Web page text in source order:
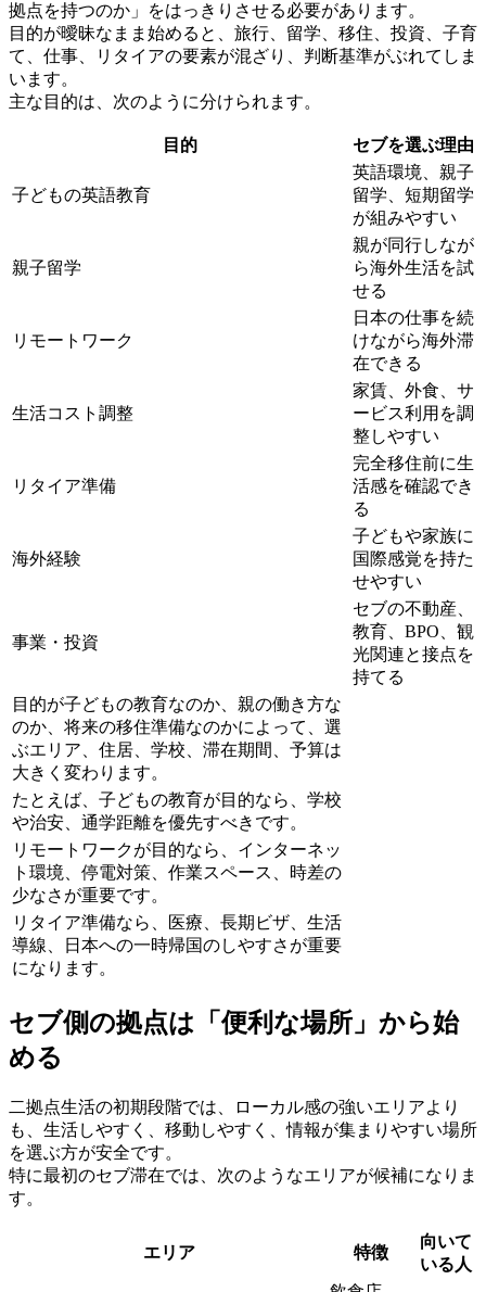
拠点を持つのか」をはっきりさせる必要があります。
目的が曖昧なまま始めると、旅行、留学、移住、投資、子育
て、仕事、リタイアの要素が混ざり、判断基準がぶれてしま
います。
主な目的は、次のように分けられます。
目的 セブを選ぶ理由
子どもの英語教育
英語環境、親子
留学、短期留学
が組みやすい
親子留学
親が同行しなが
ら海外生活を試
せる
リモートワーク
日本の仕事を続
けながら海外滞
在できる
生活コスト調整
家賃、外食、サ
ービス利用を調
整しやすい
リタイア準備
完全移住前に生
活感を確認でき
る
海外経験
子どもや家族に
国際感覚を持た
せやすい
事業・投資
セブの不動産、
教育、BPO、観
光関連と接点を
持てる
目的が子どもの教育なのか、親の働き方な
のか、将来の移住準備なのかによって、選
ぶエリア、住居、学校、滞在期間、予算は
大きく変わります。
たとえば、子どもの教育が目的なら、学校
や治安、通学距離を優先すべきです。
リモートワークが目的なら、インターネッ
ト環境、停電対策、作業スペース、時差の
少なさが重要です。
リタイア準備なら、医療、長期ビザ、生活
導線、日本への一時帰国のしやすさが重要
になります。
セブ側の拠点は「便利な場所」から始
める
二拠点生活の初期段階では、ローカル感の強いエリアより
も、生活しやすく、移動しやすく、情報が集まりやすい場所
を選ぶ方が安全です。
特に最初のセブ滞在では、次のようなエリアが候補になりま
す。
エリア 特徴
向いて
いる人